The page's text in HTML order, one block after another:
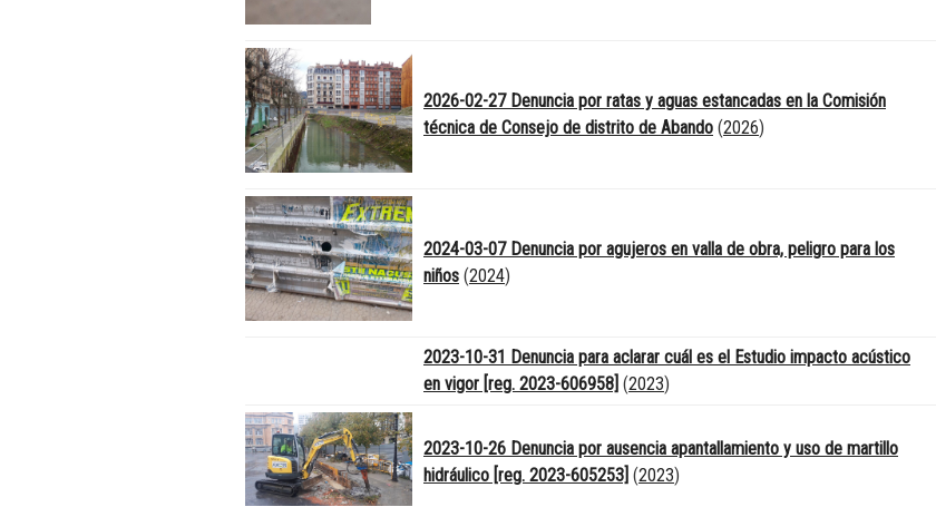
2026-02-27 Denuncia por ratas y aguas estancadas en la Comisión
técnica de Consejo de distrito de Abando (2026)
2024-03-07 Denuncia por agujeros en valla de obra, peligro para los
niños (2024)
2023-10-31 Denuncia para aclarar cuál es el Estudio impacto acústico
en vigor [reg. 2023-606958] (2023)
2023-10-26 Denuncia por ausencia apantallamiento y uso de martillo
hidráulico [reg. 2023-605253] (2023)